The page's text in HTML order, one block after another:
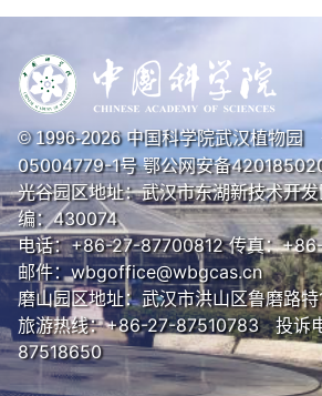
concentration.Frontiers in
Li H, Chen YX, Yu GL,
Philippis R, Cheng XL,Wang
Multiple diversity facets of
groups in biological soil
multifunctionality.Global
Biogeography, 30: 1204-
Li H, Huo D,Wang WB,
XL, Yu GL, Li RH. 2020.
biocrusts is positively
topologies consistent with
facilitation.Molecular
1573.
Shu X, Zhang KR, Zhang
© 1996-2026中国科学院武汉植物园
05004779-1号鄂公网安备
光谷园区地址：武汉市东湖新技术开
编：430074
电话：+86-27-87700812 传真：
邮件：wbgoffice@wbgcas.cn
磨山园区地址：武汉市洪山区鲁磨路特
旅游热线：+86-27-87510783 投诉
87518650